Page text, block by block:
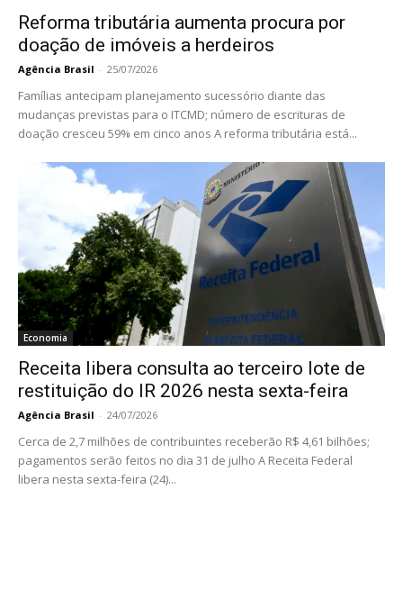
Reforma tributária aumenta procura por
doação de imóveis a herdeiros
Agência Brasil - 25/07/2026
Famílias antecipam planejamento sucessório diante das
mudanças previstas para o ITCMD; número de escrituras de
doação cresceu 59% em cinco anos A reforma tributária está...
Economia
Receita libera consulta ao terceiro lote de
restituição do IR 2026 nesta sexta-feira
Agência Brasil - 24/07/2026
Cerca de 2,7 milhões de contribuintes receberão R$ 4,61 bilhões;
pagamentos serão feitos no dia 31 de julho A Receita Federal
libera nesta sexta-feira (24)...